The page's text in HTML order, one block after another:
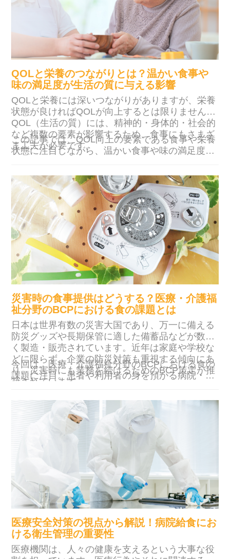
QOLと栄養のつながりとは？温かい食事や
味の満足度が生活の質に与える影響
QOLと栄養には深いつながりがありますが、栄養
状態が良ければQOLが向上するとは限りません。
QOL（生活の質）には、精神的・身体的・社会的
など複数の要素が影響するため、食事にもさまざ
ま工夫が必要です。
この記事では、QOL向上の要素である食事や栄養
状態に注目しながら、温かい食事や味の満足度、
介護施設や病院など、食支援を通して利用者さま
や患者さまのQOL向上を目指す際の参考にしてみ
てください。
災害時の食事提供はどうする？医療・介護福
祉分野のBCPにおける食の課題とは
日本は世界有数の災害大国であり、万一に備える
防災グッズや長期保管に適した備蓄品などが数多
く製造・販売されています。近年は家庭や学校な
どに限らず、企業の防災対策も重視する傾向にあ
り、災害時にも業務を続けるためのBCP策定が推
奨されています。
今回は、医療・介護福祉分野のBCPにおける食の
課題に注目。患者や利用者の身を預かる病院・介
定化につながるポイントを解説します。ぜひ最後
までお読みください。
医療安全対策の視点から解説！病院給食にお
ける衛生管理の重要性
医療機関は、人々の健康を支えるという大事な役